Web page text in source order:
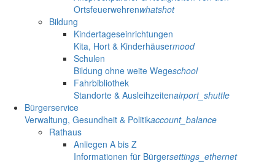
Ortsfeuerwehrenwhatshot
Bildung
Kindertageseinrichtungen
Kita, Hort & Kinderhäusermood
Schulen
Bildung ohne weite Wegeschool
Fahrbibliothek
Standorte & Ausleihzeitenairport_shuttle
Bürgerservice
Verwaltung, Gesundheit & Politikaccount_balance
Rathaus
Anliegen A bis Z
Informationen für Bürgersettings_ethernet